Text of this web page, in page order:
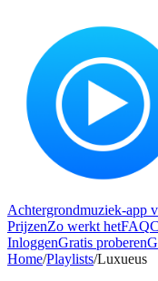
Achtergrondmuziek-app
PrijzenZo werkt hetFAQ
InloggenGratis proberen
Home/Playlists/Luxueus